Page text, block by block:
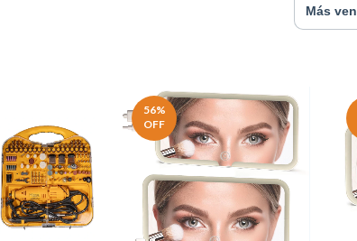
56%
OFF